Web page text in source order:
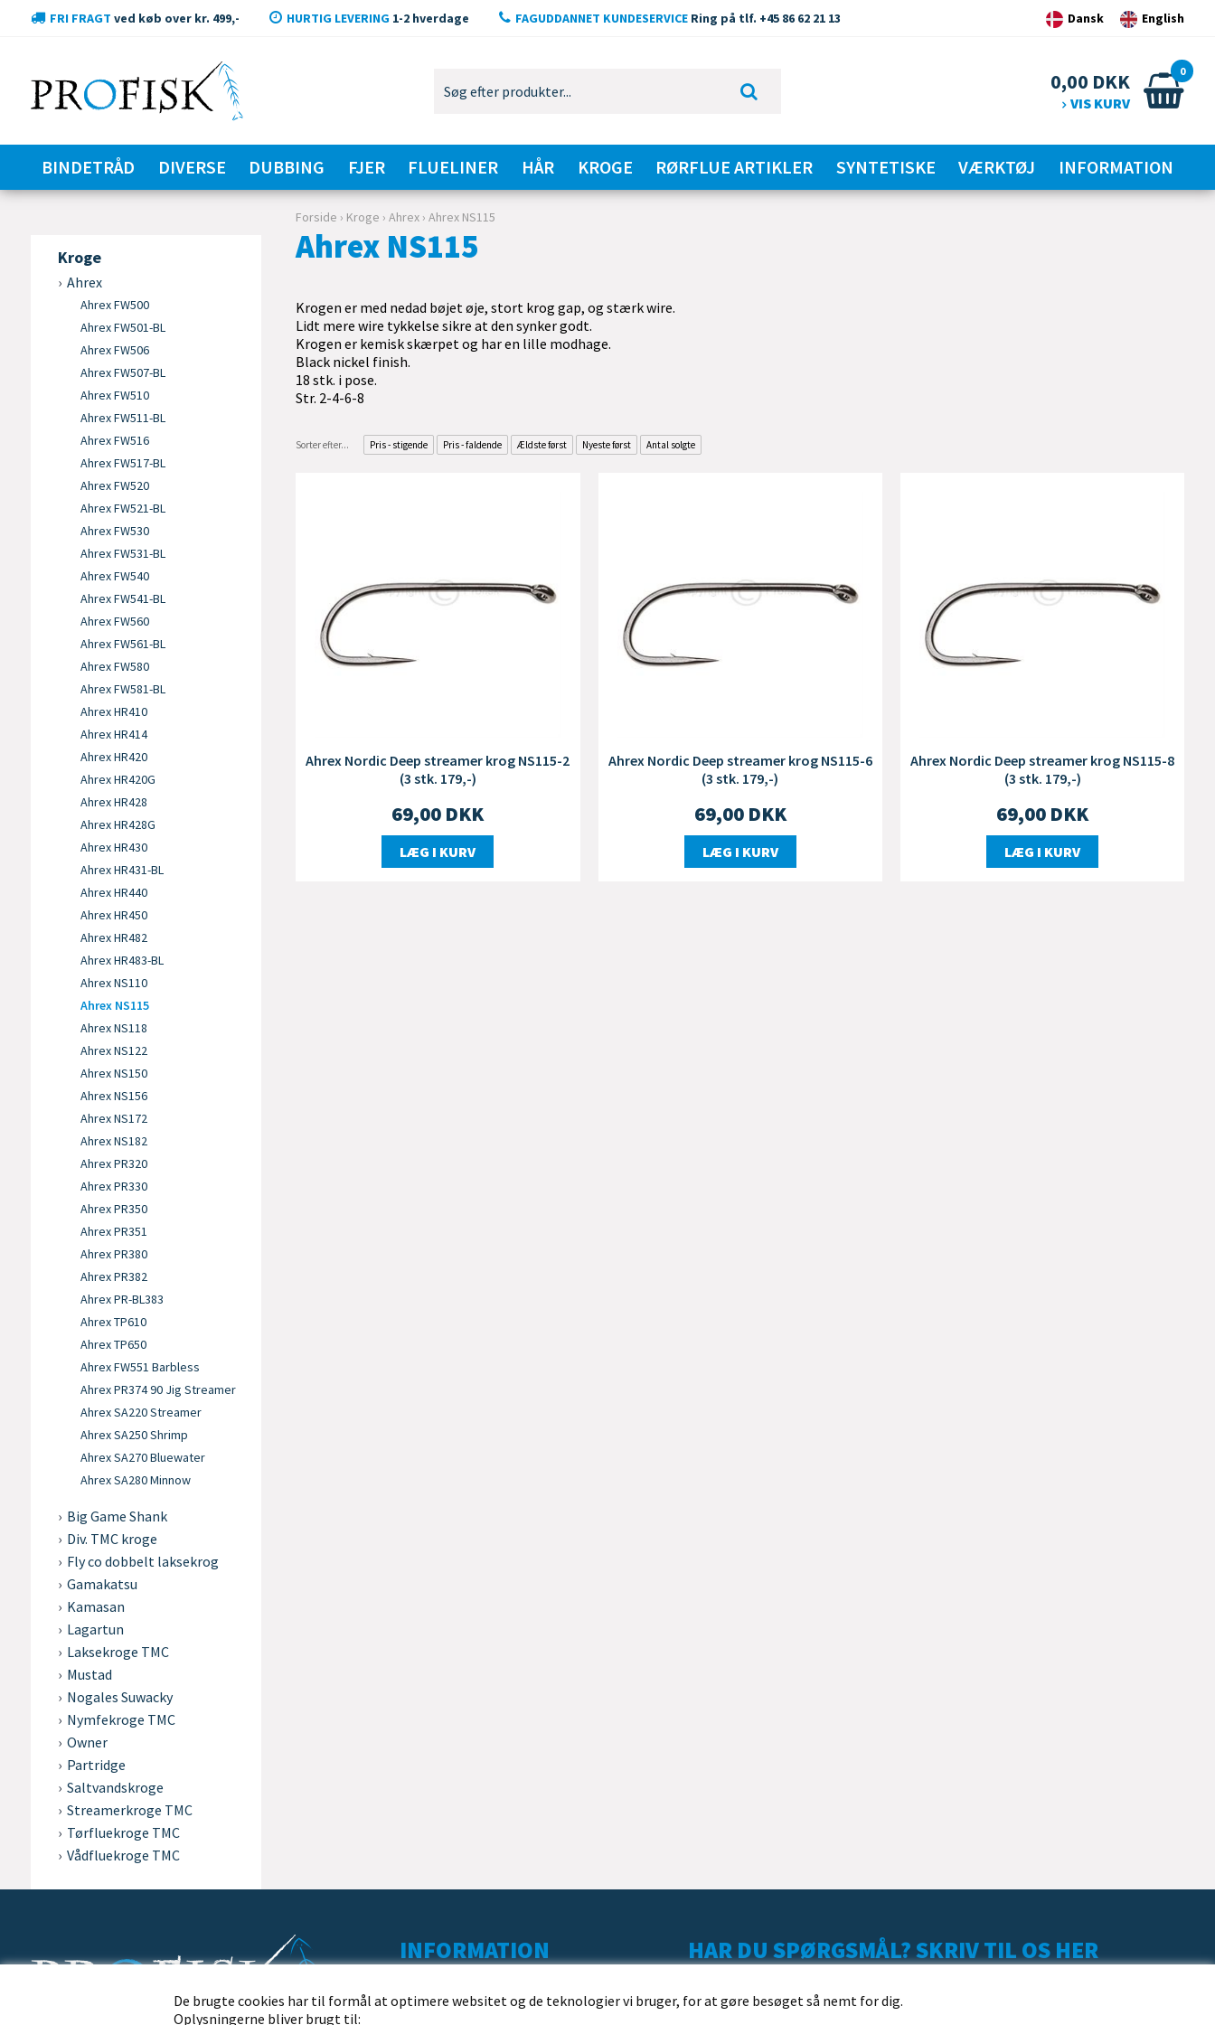
De brugte cookies har til formål at optimere websitet og de teknologier vi bruger, for at gøre besøget så nemt for dig.
Oplysningerne bliver brugt til:
FRI FRAGT ved køb over kr. 499,- HURTIG LEVERING1-2 hverdage FAGUDDANNET KUNDESERVICERing på tlf. +45 86 62 21 13 Dansk English
0
0,00 DKK
VIS KURV
BINDETRÅD DIVERSE DUBBING FJER FLUELINER HÅR KROGE RØRFLUE ARTIKLER SYNTETISKE VÆRKTØJ INFORMATION
Kroge
Ahrex
Ahrex FW500
Ahrex FW501-BL
Ahrex FW506
Ahrex FW507-BL
Ahrex FW510
Ahrex FW511-BL
Ahrex FW516
Ahrex FW517-BL
Ahrex FW520
Ahrex FW521-BL
Ahrex FW530
Ahrex FW531-BL
Ahrex FW540
Ahrex FW541-BL
Ahrex FW560
Ahrex FW561-BL
Ahrex FW580
Ahrex FW581-BL
Ahrex HR410
Ahrex HR414
Ahrex HR420
Ahrex HR420G
Ahrex HR428
Ahrex HR428G
Ahrex HR430
Ahrex HR431-BL
Ahrex HR440
Ahrex HR450
Ahrex HR482
Ahrex HR483-BL
Ahrex NS110
Ahrex NS115
Ahrex NS118
Ahrex NS122
Ahrex NS150
Ahrex NS156
Ahrex NS172
Ahrex NS182
Ahrex PR320
Ahrex PR330
Ahrex PR350
Ahrex PR351
Ahrex PR380
Ahrex PR382
Ahrex PR-BL383
Ahrex TP610
Ahrex TP650
Ahrex FW551 Barbless
Ahrex PR374 90 Jig Streamer
Ahrex SA220 Streamer
Ahrex SA250 Shrimp
Ahrex SA270 Bluewater
Ahrex SA280 Minnow
Big Game Shank
Div. TMC kroge
Fly co dobbelt laksekrog
Gamakatsu
Kamasan
Lagartun
Laksekroge TMC
Mustad
Nogales Suwacky
Nymfekroge TMC
Owner
Partridge
Saltvandskroge
Streamerkroge TMC
Tørfluekroge TMC
Vådfluekroge TMC
Forside › Kroge ›Ahrex ›Ahrex NS115
Ahrex NS115
Krogen er med nedad bøjet øje, stort krog gap, og stærk wire.
Lidt mere wire tykkelse sikre at den synker godt.
Krogen er kemisk skærpet og har en lille modhage.
Black nickel finish.
18 stk. i pose.
Str. 2-4-6-8
Sorter efter... Pris - stigende Pris - faldende Ældste først Nyeste først Antal solgte
Ahrex Nordic Deep streamer krog NS115-2
(3 stk. 179,-)
69,00 DKK
LÆG I KURV
Ahrex Nordic Deep streamer krog NS115-6
(3 stk. 179,-)
69,00 DKK
LÆG I KURV
Ahrex Nordic Deep streamer krog NS115-8
(3 stk. 179,-)
69,00 DKK
LÆG I KURV
INFORMATION
KUNDESERVICE
HAR DU SPØRGSMÅL? SKRIV TIL OS HER